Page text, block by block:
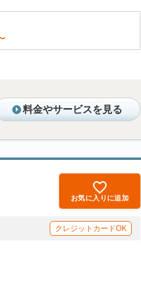
料金やサービスを見る
お気に入りに追加
クレジットカードOK